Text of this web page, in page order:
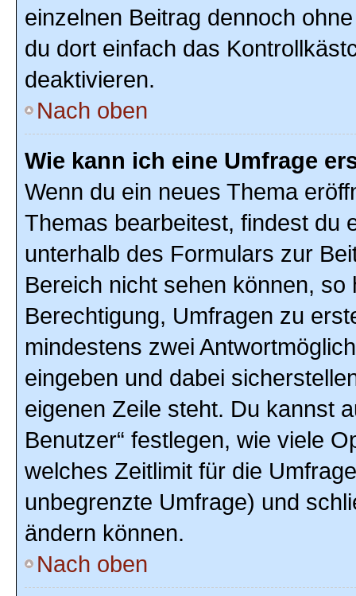
einzelnen Beitrag dennoch
du dort einfach das
deaktivieren.
Nach oben
Wie kann ich eine Umfrage
Wenn du ein neues Thema
Themas bearbeitest, findest du
unterhalb des Formulars zur
Bereich nicht sehen können,
Berechtigung, Umfragen zu
mindestens zwei
eingeben und dabei
eigenen Zeile steht. Du kannst
Benutzer“ festlegen, wie viele
welches Zeitlimit für die
unbegrenzte Umfrage) und
ändern können.
Nach oben